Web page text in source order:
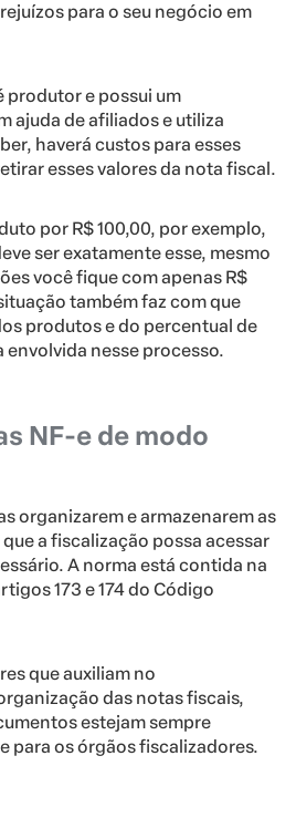
para o seu negócio em
produtor e possui um
ajuda de afiliados e utiliza
haverá custos para esses
esses valores da nota fiscal.
por R$ 100,00, por exemplo,
ser exatamente esse, mesmo
você fique com apenas R$
também faz com que
produtos e do percentual de
envolvida nesse processo.
NF-e de modo
organizarem e armazenarem as
a fiscalização possa acessar
A norma está contida na
173 e 174 do Código
que auxiliam no
das notas fiscais,
estejam sempre
para os órgãos fiscalizadores.